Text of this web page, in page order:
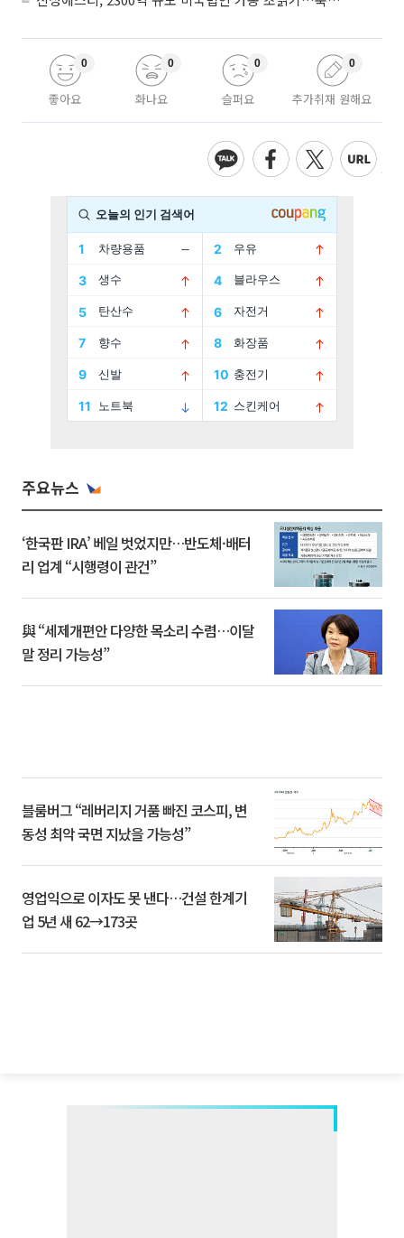
좋아요
0
화나요
0
슬퍼요
0
추가취재 원해요
0
주요뉴스
‘한국판 IRA’ 베일 벗었지만…반도체·배터
리 업계 “시행령이 관건”
與 “세제개편안 다양한 목소리 수렴…이달
말 정리 가능성”
블룸버그 “레버리지 거품 빠진 코스피, 변
동성 최악 국면 지났을 가능성”
영업익으로 이자도 못 낸다…건설 한계기
업 5년 새 62→173곳